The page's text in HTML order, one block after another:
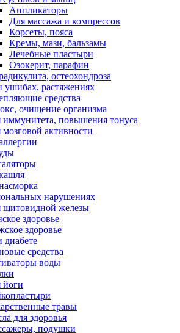
Аппликаторы
Для массажа и компрессов
Корсеты, пояса
Кремы, мази, бальзамы
Лечебные пластыри
Озокерит, парафин
остеохондроза
ушибах, растяжениях
средства
очищение организма
иммунитета, повышения тонуса
мозговой активности
нарушениях
щитовидной железы
здоровье
здоровье
диабете
средства
воды
йоги
травы
для здоровья
подушки